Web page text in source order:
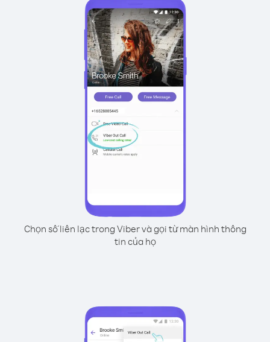
Chọn số liên lạc trong Viber và gọi từ màn hình thông
tin của họ